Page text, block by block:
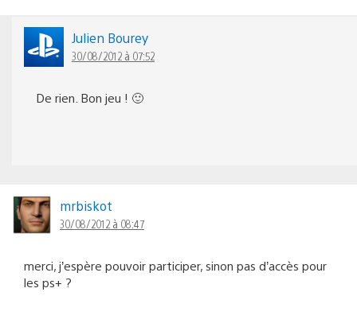
Julien Bourey
30/08/2012 à 07:52
De rien. Bon jeu ! 🙂
mrbiskot
30/08/2012 à 08:47
merci, j’espère pouvoir participer, sinon pas d’accès pour
les ps+ ?